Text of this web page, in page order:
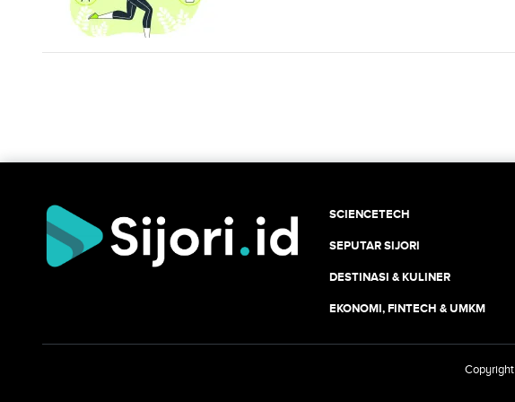
SCIENCETECH
SEPUTAR SIJORI
DESTINASI & KULINER
EKONOMI, FINTECH & UMKM
Copyright